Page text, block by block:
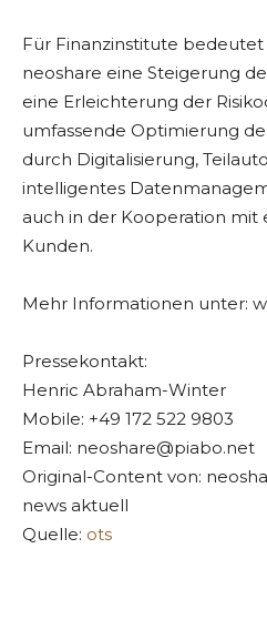
Für Finanzinstitute
neoshare eine Steigerung
eine Erleichterung der
umfassende Optimierung
durch Digitalisierung,
intelligentes
auch in der Kooperation
Kunden.
Mehr Informationen unter:
Pressekontakt:
Henric Abraham-Winter
Mobile: +49 172 522 9803
Email: neoshare@piabo.net
Original-Content von:
news aktuell
Quelle: ots